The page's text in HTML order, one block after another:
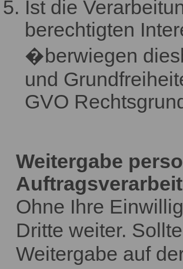
Ist die
berechtigten
�berwiegen
und
GVO
Weitergabe
Ohne Ihre
Dritte weiter.
Weitergabe auf